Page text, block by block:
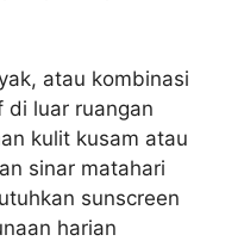
atau kombinasi
di luar ruangan
kulit kusam atau
sinar matahari
sunscreen
harian